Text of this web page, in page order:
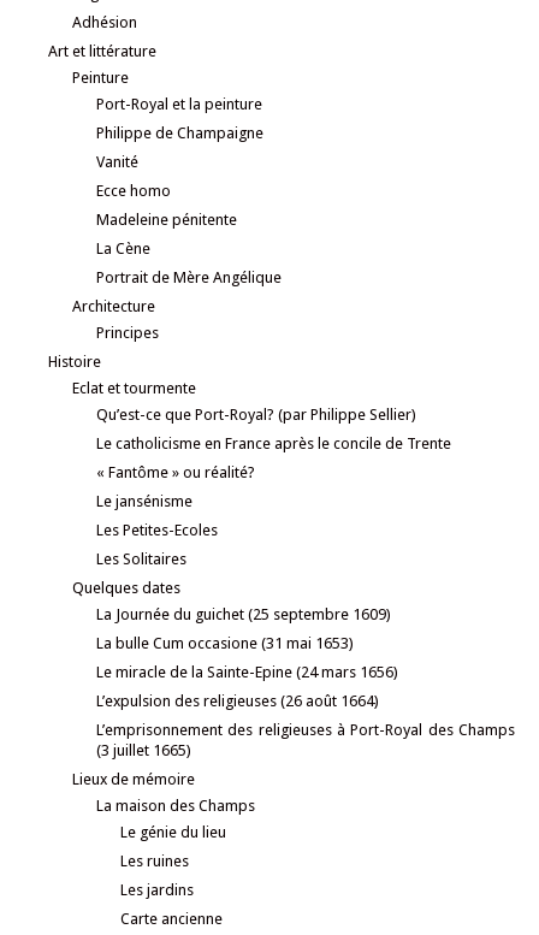
Adhésion
Art et littérature
Peinture
Port-Royal et la peinture
Philippe de Champaigne
Vanité
Ecce homo
Madeleine pénitente
La Cène
Portrait de Mère Angélique
Architecture
Principes
Histoire
Eclat et tourmente
Qu’est-ce que Port-Royal? (par Philippe Sellier)
Le catholicisme en France après le concile de Trente
« Fantôme » ou réalité?
Le jansénisme
Les Petites-Ecoles
Les Solitaires
Quelques dates
La Journée du guichet (25 septembre 1609)
La bulle Cum occasione (31 mai 1653)
Le miracle de la Sainte-Epine (24 mars 1656)
L’expulsion des religieuses (26 août 1664)
L’emprisonnement des religieuses à Port-Royal des Champs
(3 juillet 1665)
Lieux de mémoire
La maison des Champs
Le génie du lieu
Les ruines
Les jardins
Carte ancienne